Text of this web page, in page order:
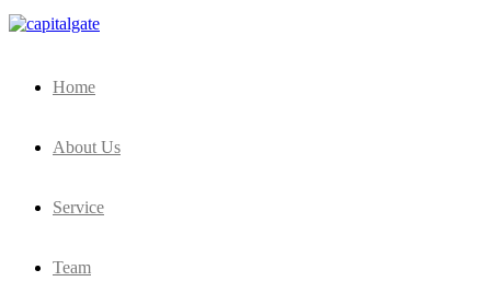
Home
About Us
Service
Team